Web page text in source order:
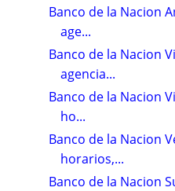
Banco de la Nacion
age...
Banco de la Nacion
agencia...
Banco de la Nacion
ho...
Banco de la Nacion
horarios,...
Banco de la Nacion